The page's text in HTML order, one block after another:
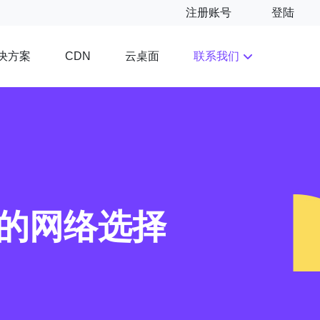
注册账号 登陆
方案 CDN 云桌面 联系我们
网络选择